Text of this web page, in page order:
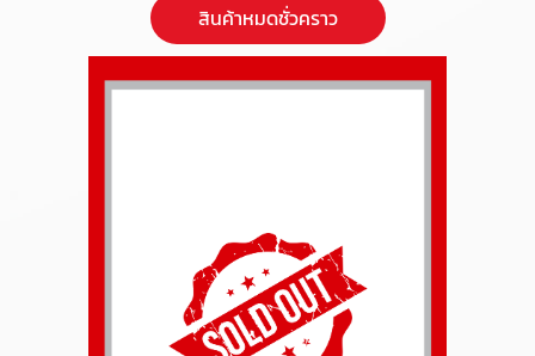
สินค้าหมดชั่วคราว